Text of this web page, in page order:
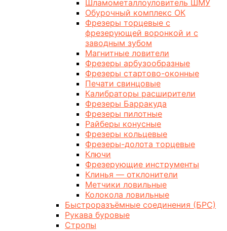
Шламометаллоуловитель ШМУ
Обурочный комплекс ОК
Фрезеры торцевые с
фрезерующей воронкой и с
заводным зубом
Магнитные ловители
Фрезеры арбузообразные
Фрезеры стартово-оконные
Печати свинцовые
Калибраторы расширители
Фрезеры Барракуда
Фрезеры пилотные
Райберы конусные
Фрезеры кольцевые
Фрезеры-долота торцевые
Ключи
Фрезерующие инструменты
Клинья — отклонители
Метчики ловильные
Колокола ловильные
Быстроразъёмные соединения (БРС)
Рукава буровые
Стропы